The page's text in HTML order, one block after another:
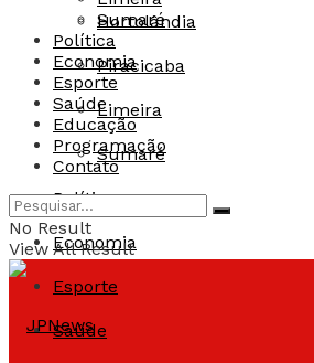
Hortolândia
Piracicaba
Limeira
Sumaré
Política
Economia
Esporte
Saúde
Sumaré
Política
Economia
Esporte
Saúde
Educação
Programação
Contato
No Result
View All Result